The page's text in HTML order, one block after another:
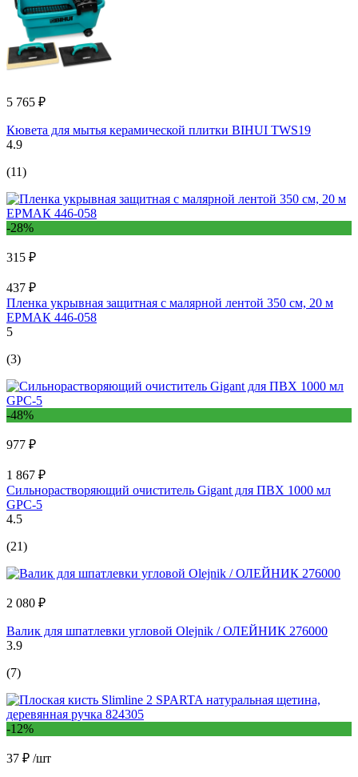
5 765 ₽
Кювета для мытья керамической плитки BIHUI TWS19
4.9
(11)
-28%
315 ₽
437 ₽
Пленка укрывная защитная с малярной лентой 350 см, 20 м
ЕРМАК 446-058
5
(3)
-48%
977 ₽
1 867 ₽
Сильнорастворяющий очиститель Gigant для ПВХ 1000 мл
GPC-5
4.5
(21)
2 080 ₽
Валик для шпатлевки угловой Olejnik / ОЛЕЙНИК 276000
3.9
(7)
-12%
37 ₽ /шт